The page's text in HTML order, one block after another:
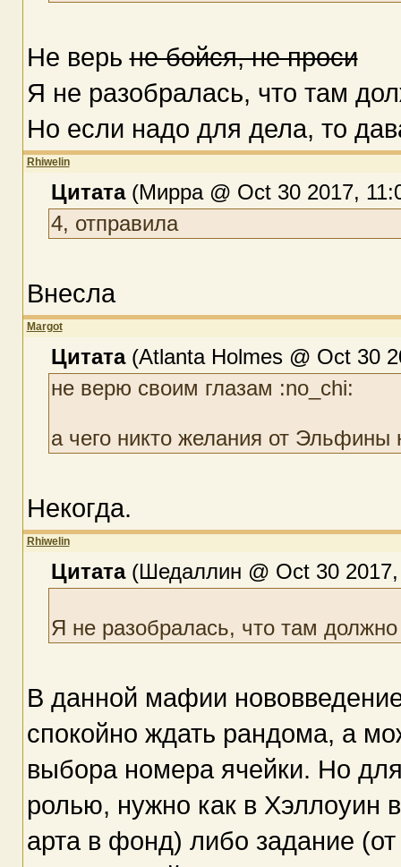
Не верьне бойся, не проси
Я не разобралась, что там
Но если надо для дела, то
Rhiwelin
Цитата(Мирра @ Oct 30 2017,
4, отправила
Внесла
Margot
Цитата(Atlanta Holmes @ Oct 30
не верю своим глазам :no_chi:
а чего никто желания от Эльфины
Некогда.
Rhiwelin
Цитата(Шедаллин @ Oct 30 2017,
Я не разобралась, что там
В данной мафии
спокойно ждать рандома, а
выбора номера ячейки. Но
ролью, нужно как в Хэллоуин
арта в фонд) либо задание